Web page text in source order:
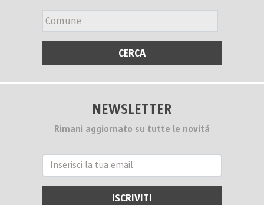
NEWSLETTER
Rimani aggiornato su tutte le novitá